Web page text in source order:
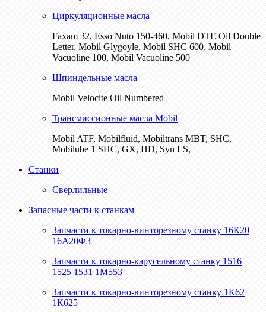
Циркуляционные масла
Faxam 32, Esso Nuto 150-460, Mobil DTE Oil Double
Letter, Mobil Glygoyle, Mobil SHC 600, Mobil
Vacuoline 100, Mobil Vacuoline 500
Шпиндельные масла
Mobil Velocite Oil Numbered
Трансмиссионные масла Mobil
Mobil ATF, Mobilfluid, Mobiltrans MBT, SHC,
Mobilube 1 SHC, GX, HD, Syn LS,
Станки
Сверлильные
Запасные части к станкам
Запчасти к токарно-винторезному станку 16К20
16А20Ф3
Запчасти к токарно-карусельному станку 1516
1525 1531 1М553
Запчасти к токарно-винторезному станку 1К62
1К625